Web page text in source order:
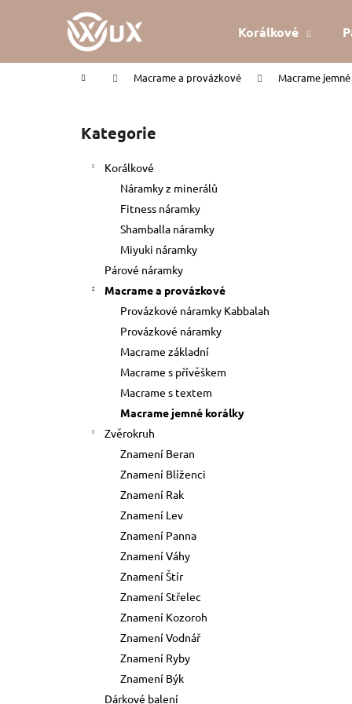
Korálkové
Domů Macrame a provázkové Macrame
Přeskočit
kategorie
Kategorie
Korálkové
Náramky z minerálů
Fitness náramky
Shamballa náramky
Miyuki náramky
Párové náramky
Macrame a provázkové
Provázkové náramky Kabbalah
Provázkové náramky
Macrame základní
Macrame s přívěškem
Macrame s textem
Macrame jemné korálky
Zvěrokruh
Znamení Beran
Znamení Blíženci
Znamení Rak
Znamení Lev
Znamení Panna
Znamení Váhy
Znamení Štír
Znamení Střelec
Znamení Kozoroh
Znamení Vodnář
Znamení Ryby
Znamení Býk
Dárkové balení
í
Zpět
do
Zpět
do
KABBALAH ČERVENÝ NÁRAMEK
Původně: 89 Kč